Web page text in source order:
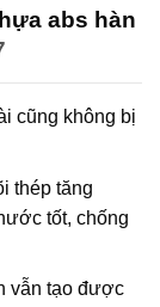
abs hàn
cũng không bị
thép tăng
tốt, chống
vẫn tạo được